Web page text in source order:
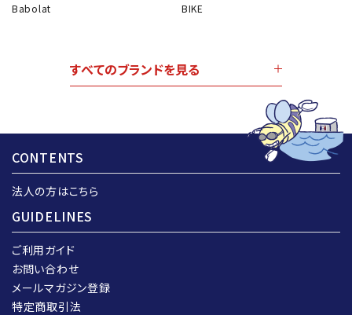
Babolat BIKE
すべてのブランドを見る
CONTENTS
法人の方はこちら
GUIDELINES
ご利用ガイド
お問い合わせ
メールマガジン登録
特定商取引法